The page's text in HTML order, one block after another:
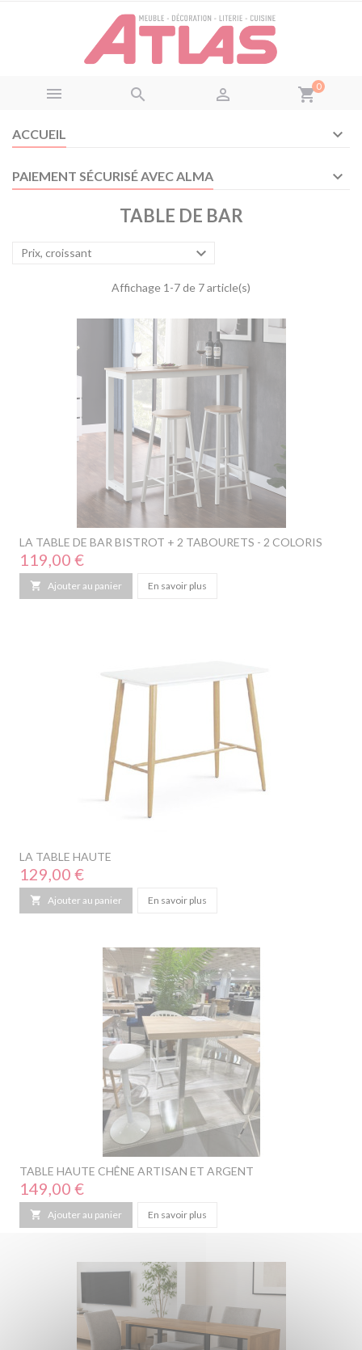
   shopping_cart0
ACCUEIL
PAIEMENT SÉCURISÉ AVEC ALMA
TABLE DE BAR
Prix, croissant 
Affichage 1-7 de 7 article(s)
LA TABLE DE BAR BISTROT + 2 TABOURETS - 2 COLORIS
Prix
119,00 €
 Ajouter au panier En savoir plus
LA TABLE HAUTE
Prix
129,00 €
 Ajouter au panier En savoir plus
TABLE HAUTE CHÊNE ARTISAN ET ARGENT
Prix
149,00 €
 Ajouter au panier En savoir plus